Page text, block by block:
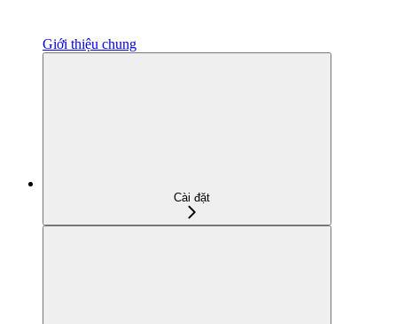
Giới thiệu chung
Cài đặt